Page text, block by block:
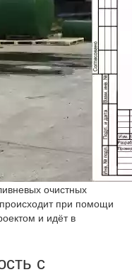
очистных
при помощи
и идёт в
с